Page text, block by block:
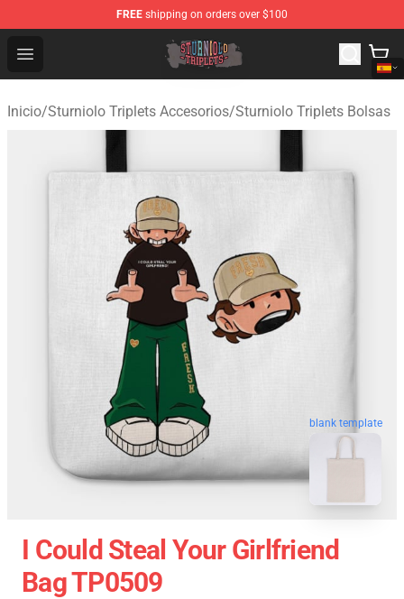
FREE shipping on orders over $100
Open menu
Sturniolo Triplets Shop - Official Sturniolo Triplets
Inicio/Sturniolo Triplets Accesorios/Sturniolo Triplets Bolsas
blank template
I Could Steal Your Girlfriend
Bag TP0509